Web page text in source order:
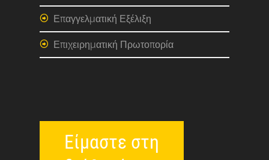
Επαγγελματική Εξέλιξη
Επιχειρηματική Πρωτοπορία
Είμαστε στη